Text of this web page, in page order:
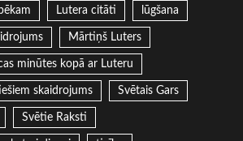
Lutera citāti lūgšana
Mārtiņš Luters
minūtes kopā ar Luteru
skaidrojums Svētais Gars
Svētie Raksti